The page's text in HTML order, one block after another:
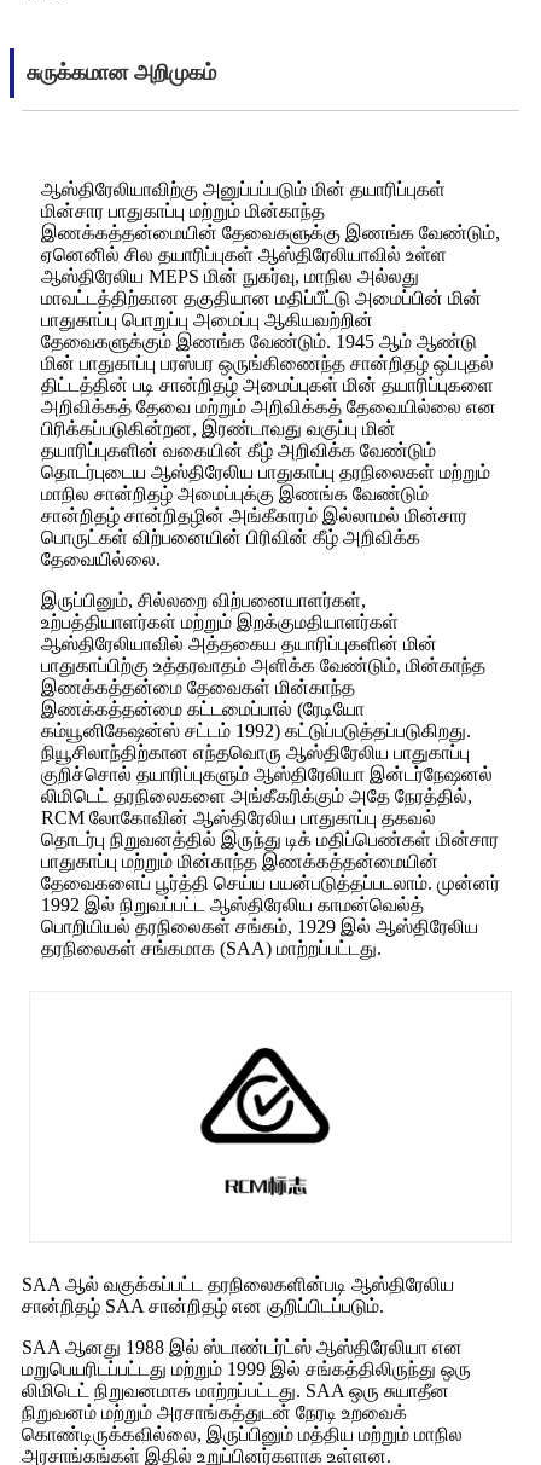
சுருக்கமான அறிமுகம்
ஆஸ்திரேலியாவிற்கு அனுப்பப்படும் மின் தயாரிப்புகள்
மின்சார பாதுகாப்பு மற்றும் மின்காந்த
இணக்கத்தன்மையின் தேவைகளுக்கு இணங்க வேண்டும்,
ஏனெனில் சில தயாரிப்புகள் ஆஸ்திரேலியாவில் உள்ள
ஆஸ்திரேலிய MEPS மின் நுகர்வு, மாநில அல்லது
மாவட்டத்திற்கான தகுதியான மதிப்பீட்டு அமைப்பின் மின்
பாதுகாப்பு பொறுப்பு அமைப்பு ஆகியவற்றின்
தேவைகளுக்கும் இணங்க வேண்டும். 1945 ஆம் ஆண்டு
மின் பாதுகாப்பு பரஸ்பர ஒருங்கிணைந்த சான்றிதழ் ஒப்புதல்
திட்டத்தின் படி சான்றிதழ் அமைப்புகள் மின் தயாரிப்புகளை
அறிவிக்கத் தேவை மற்றும் அறிவிக்கத் தேவையில்லை என
பிரிக்கப்படுகின்றன, இரண்டாவது வகுப்பு மின்
தயாரிப்புகளின் வகையின் கீழ் அறிவிக்க வேண்டும்
தொடர்புடைய ஆஸ்திரேலிய பாதுகாப்பு தரநிலைகள் மற்றும்
மாநில சான்றிதழ் அமைப்புக்கு இணங்க வேண்டும்
சான்றிதழ் சான்றிதழின் அங்கீகாரம் இல்லாமல் மின்சார
பொருட்கள் விற்பனையின் பிரிவின் கீழ் அறிவிக்க
தேவையில்லை.
இருப்பினும், சில்லறை விற்பனையாளர்கள்,
உற்பத்தியாளர்கள் மற்றும் இறக்குமதியாளர்கள்
ஆஸ்திரேலியாவில் அத்தகைய தயாரிப்புகளின் மின்
பாதுகாப்பிற்கு உத்தரவாதம் அளிக்க வேண்டும், மின்காந்த
இணக்கத்தன்மை தேவைகள் மின்காந்த
இணக்கத்தன்மை கட்டமைப்பால் (ரேடியோ
கம்யூனிகேஷன்ஸ் சட்டம் 1992) கட்டுப்படுத்தப்படுகிறது.
நியூசிலாந்திற்கான எந்தவொரு ஆஸ்திரேலிய பாதுகாப்பு
குறிச்சொல் தயாரிப்புகளும் ஆஸ்திரேலியா இன்டர்நேஷனல்
லிமிடெட் தரநிலைகளை அங்கீகரிக்கும் அதே நேரத்தில்,
RCM லோகோவின் ஆஸ்திரேலிய பாதுகாப்பு தகவல்
தொடர்பு நிறுவனத்தில் இருந்து டிக் மதிப்பெண்கள் மின்சார
பாதுகாப்பு மற்றும் மின்காந்த இணக்கத்தன்மையின்
தேவைகளைப் பூர்த்தி செய்ய பயன்படுத்தப்படலாம். முன்னர்
1992 இல் நிறுவப்பட்ட ஆஸ்திரேலிய காமன்வெல்த்
பொறியியல் தரநிலைகள் சங்கம், 1929 இல் ஆஸ்திரேலிய
தரநிலைகள் சங்கமாக (SAA) மாற்றப்பட்டது.
SAA ஆல் வகுக்கப்பட்ட தரநிலைகளின்படி ஆஸ்திரேலிய
சான்றிதழ் SAA சான்றிதழ் என குறிப்பிடப்படும்.
SAA ஆனது 1988 இல் ஸ்டாண்டர்ட்ஸ் ஆஸ்திரேலியா என
மறுபெயரிடப்பட்டது மற்றும் 1999 இல் சங்கத்திலிருந்து ஒரு
லிமிடெட் நிறுவனமாக மாற்றப்பட்டது. SAA ஒரு சுயாதீன
நிறுவனம் மற்றும் அரசாங்கத்துடன் நேரடி உறவைக்
கொண்டிருக்கவில்லை, இருப்பினும் மத்திய மற்றும் மாநில
அரசாங்கங்கள் இதில் உறுப்பினர்களாக உள்ளன.